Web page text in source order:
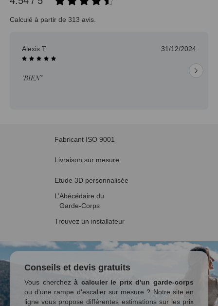
Calculé à partir de 313 avis.
Alexis T. 31/12/2024
"BIEN"
Fabricant ISO 9001
Livraison sur mesure
Etude 3D personnalisée
L’Abécédaire du
Garde-Corps
Trouvez un installateur
Conseils et devis gratuits
Vous cherchezà calculer le prix d'un garde-corps
ou d'une rampe d'escalier sur mesure ? Notre site en
ligne vous propose différentes estimations sur les prix